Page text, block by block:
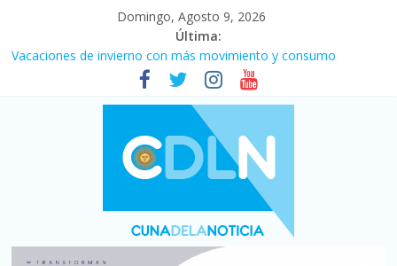
Domingo, Agosto 9, 2026
Última:
Desde que asumió Milei cerraron 41.000 kioscos: el sector
denuncia crisis como en 2001
Vacaciones de invierno con más movimiento y consumo
turístico: 4,6 millones de personas viajaron por el país, un 5,9%
Fuerte caída de la venta de autos usados en julio: bajó un 12,6%
Central venció 1 a 0 al River de Coudet en el Monumental
La morosidad alcanzó su nivel más alto en dos décadas y ya
afecta a 400 mil deudores en Santa Fe